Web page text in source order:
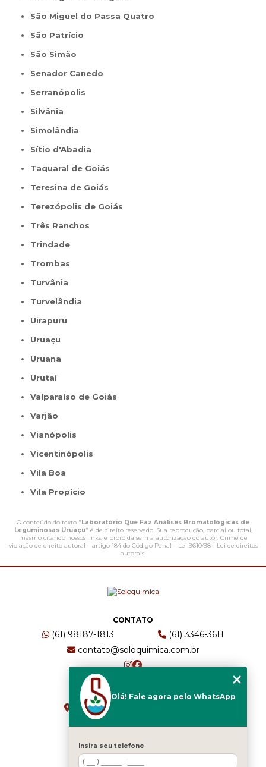
São Miguel do Passa Quatro
São Patrício
São Simão
Senador Canedo
Serranópolis
Silvânia
Simolândia
Sítio d'Abadia
Taquaral de Goiás
Teresina de Goiás
Terezópolis de Goiás
Três Ranchos
Trindade
Trombas
Turvânia
Turvelândia
Uirapuru
Uruaçu
Uruana
Urutaí
Valparaíso de Goiás
Varjão
Vianópolis
Vicentinópolis
Vila Boa
Vila Propício
O conteúdo do texto " Laboratório Que Faz Análises Bromatológicas de
Leguminosas Uruaçu" é de direito reservado. Sua reprodução, parcial ou total,
mesmo citando nossos links, é proibida sem a autorização do autor. Crime de
violação de direito autoral – artigo 184 do Código Penal – Lei 9610/98 - Lei de direitos
autorais.
CONTATO
(61) 98187-1813
(61) 3346-3611
contato@soloquimica.com.br
ENDEREÇO
CRS 511 Sul, Bl B, Sl 49 - Asa Sul
Brasília - DF - CEP: 70361-520
Olá! Fale agora pelo WhatsApp
Insira seu telefone